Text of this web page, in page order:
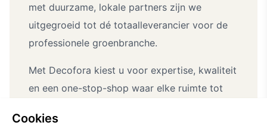
met duurzame, lokale partners zijn we
uitgegroeid tot dé totaalleverancier voor de
professionele groenbranche.
Met Decofora kiest u voor expertise, kwaliteit
en een one-stop-shop waar elke ruimte tot
cookies